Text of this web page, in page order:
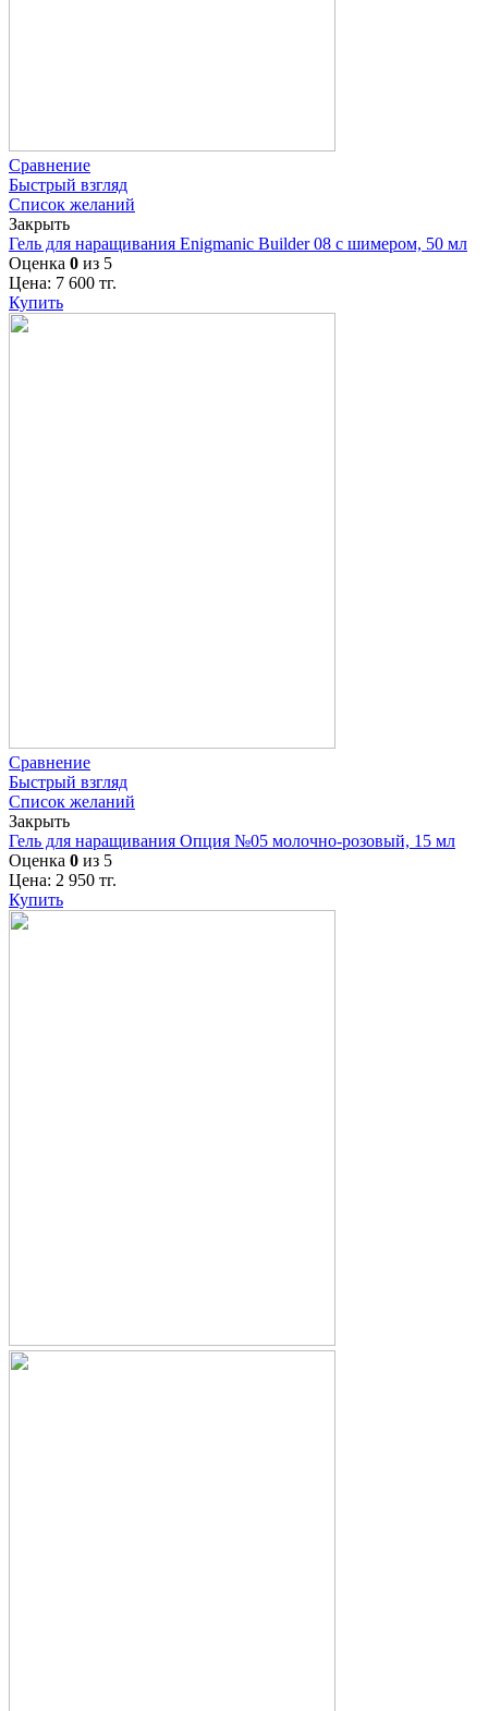
Сравнение
Быстрый взгляд
Список желаний
Закрыть
Гель для наращивания Enigmanic Builder 08 с шимером, 50 мл
Оценка 0 из 5
Цена: 7 600 тг.
Купить
Сравнение
Быстрый взгляд
Список желаний
Закрыть
Гель для наращивания Опция №05 молочно-розовый, 15 мл
Оценка 0 из 5
Цена: 2 950 тг.
Купить